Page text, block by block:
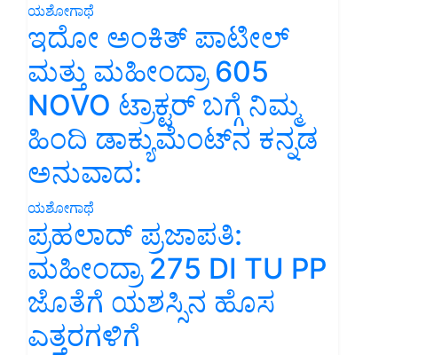
ಯಶೋಗಾಥೆ
ಇದೋ ಅಂಕಿತ್ ಪಾಟೀಲ್
ಮತ್ತು ಮಹೀಂದ್ರಾ 605
NOVO ಟ್ರಾಕ್ಟರ್ ಬಗ್ಗೆ ನಿಮ್ಮ
ಹಿಂದಿ ಡಾಕ್ಯುಮೆಂಟ್‌ನ ಕನ್ನಡ
ಅನುವಾದ:
ಯಶೋಗಾಥೆ
ಪ್ರಹಲಾದ್ ಪ್ರಜಾಪತಿ:
ಮಹೀಂದ್ರಾ 275 DI TU PP
ಜೊತೆಗೆ ಯಶಸ್ಸಿನ ಹೊಸ
ಎತ್ತರಗಳಿಗೆ